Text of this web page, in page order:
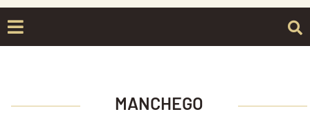
MANCHEGO